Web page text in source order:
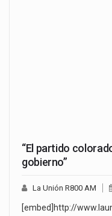
“El partido
gobierno”
La Unión R800 AM
[embed]http://